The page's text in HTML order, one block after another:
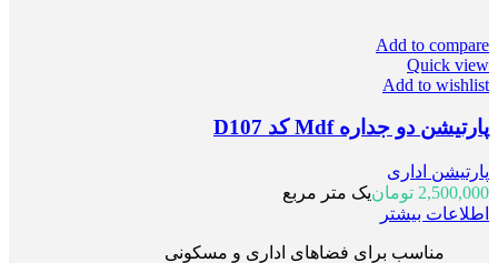
Add to compare
Quick view
Add to wishlist
پارتیشن دو جداره Mdf کد D107
پارتیشن اداری
2,500,000 تومانیک متر مربع
اطلاعات بیشتر
مناسب برای فضاهای اداری و مسکونی